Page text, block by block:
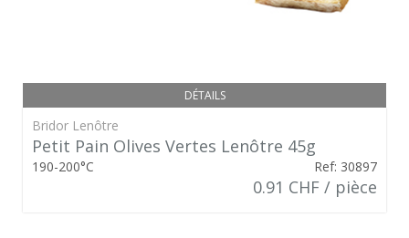
DÉTAILS
Bridor Lenôtre
Petit Pain Olives Vertes Lenôtre 45g
190-200°C Ref: 30897
0.91 CHF / pièce